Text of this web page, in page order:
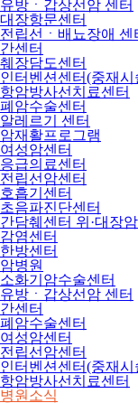
유방ㆍ갑상선암 센터
대장항문센터
전립선ㆍ배뇨장애 센
간센터
췌장담도센터
인터벤션센터(중재시
항암방사선치료센터
폐암수술센터
알레르기 센터
암재활프로그램
여성암센터
응급의료센터
전립선암센터
호흡기센터
초음파진단센터
간담췌센터 위·대장암
감염센터
한방센터
암병원
소화기암수술센터
유방ㆍ갑상선암 센터
간센터
폐암수술센터
여성암센터
전립선암센터
인터벤션센터(중재시
항암방사선치료센터
병원소식